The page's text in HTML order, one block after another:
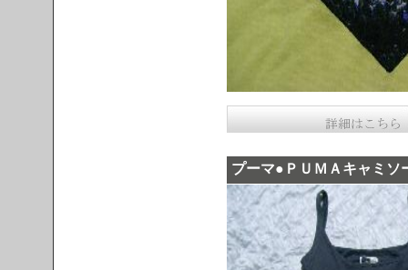
プーマ●ＰＵＭＡキャミソ